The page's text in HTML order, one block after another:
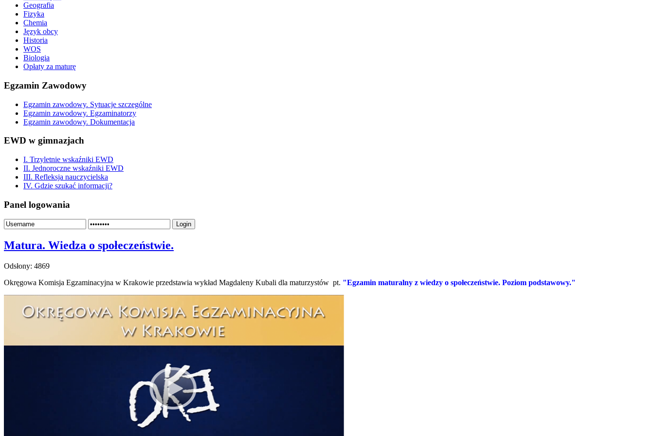
Geografia
Fizyka
Chemia
Język obcy
Historia
WOS
Biologia
Opłaty za maturę
Egzamin Zawodowy
Egzamin zawodowy. Sytuacje szczególne
Egzamin zawodowy. Egzaminatorzy
Egzamin zawodowy. Dokumentacja
EWD w gimnazjach
I. Trzyletnie wskaźniki EWD
II. Jednoroczne wskaźniki EWD
III. Refleksja nauczycielska
IV. Gdzie szukać informacji?
Panel logowania
Login
Matura. Wiedza o społeczeństwie.
Odsłony: 4869
Okręgowa Komisja Egzaminacyjna w Krakowie przedstawia wykład Magdaleny Kubali dla maturzystów pt. "Egzamin maturalny z wiedzy o społeczeństwie. Poziom podstawowy."